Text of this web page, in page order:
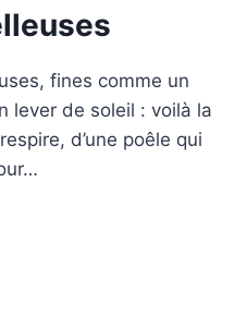
fines comme un
lever de soleil : voilà la
d’une poêle qui